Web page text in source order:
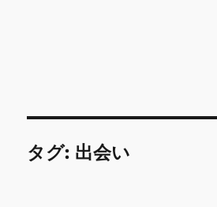
INNOCENCE ～日
物 etc販売 江戸川区
タグ: 出会い